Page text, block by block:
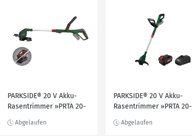
PARKSIDE® 20 V Akku-
Rasentrimmer »PRTA 20-
Ladegerät
PARKSIDE® 20 V Akku-
Rasentrimmer »PRTA 20-
Ladegerät